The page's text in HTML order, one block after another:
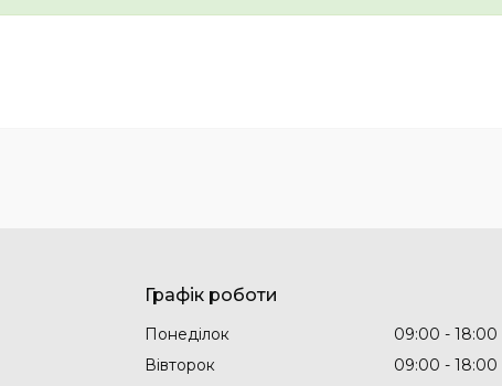
Графік роботи
Понеділок 09:00
18:00
Вівторок
09:00
18:00